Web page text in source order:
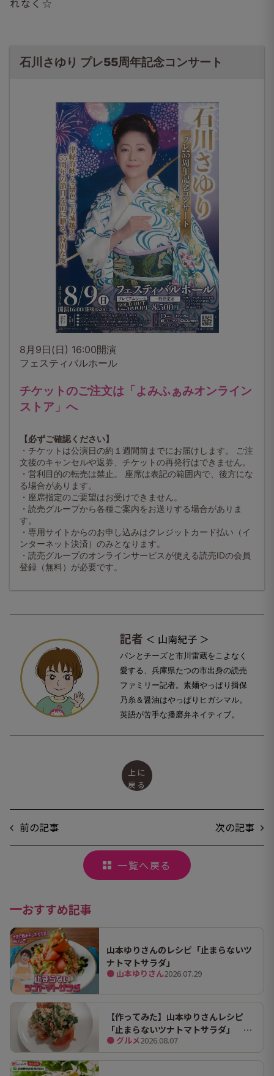
石川さゆり プレ55周年記念コンサート
8月9日(日) 16:00開演
フェスティバルホール
チケットのご注文は「よみふぁみオンライン
ストア」へ
【必ずご確認ください】
・チケットは公演日の約１週間前までにお届けします。 ご注
文後のキャンセルや返券、チケットの再発行はできません。
・営利目的の転売は禁止。 座席は表記の範囲内で、後方にな
る場合があります。
・座席指定のご要望はお受けできません。
・読売グループから各種ご案内をお送りする場合がありま
す。
・専用サイトからのお申し込みはクレジットカード払い（イ
ンターネット決済）のみとなります。
・読売グループのオンラインサービスが使える読売IDの会員
登録（無料）が必要です。
記者 ＜ 山南紀子 ＞
パンとチーズと市川雷蔵をこよなく
愛する、 兵庫県たつの市出身の読売
ファミリー記者。 素麺やっぱり揖保
乃糸＆醤油はやっぱりヒガシマル。
英語が苦手な播磨弁ネイティブ。
上に
戻る
前の記事 次の記事
一覧へ戻る
おすすめ記事
山本ゆりさんのレシピ「止まらないツ
ナトマトサラダ」
● 山本ゆりさん2026.07.29
【作ってみた】山本ゆりさんレシピ
「止まらないツナトマトサラダ」 ホ
ンマにうますぎて止まらん
● グルメ2026.08.07